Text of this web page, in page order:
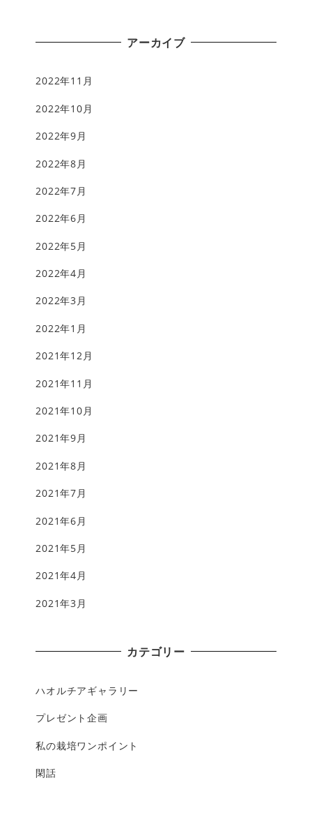
アーカイブ
2022年11月
2022年10月
2022年9月
2022年8月
2022年7月
2022年6月
2022年5月
2022年4月
2022年3月
2022年1月
2021年12月
2021年11月
2021年10月
2021年9月
2021年8月
2021年7月
2021年6月
2021年5月
2021年4月
2021年3月
カテゴリー
ハオルチアギャラリー
プレゼント企画
私の栽培ワンポイント
閑話